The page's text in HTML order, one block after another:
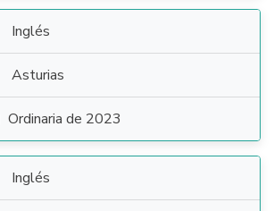
Inglés
Asturias
Ordinaria de 2023
Inglés